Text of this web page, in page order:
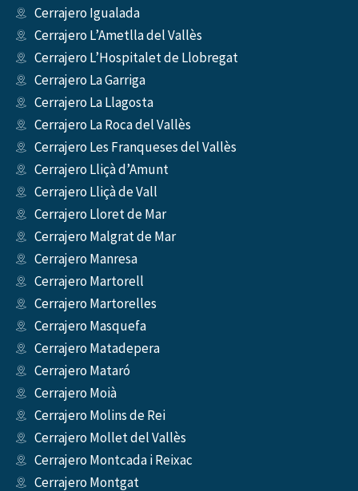
Cerrajero Igualada
Cerrajero L’Ametlla del Vallès
Cerrajero L’Hospitalet de Llobregat
Cerrajero La Garriga
Cerrajero La Llagosta
Cerrajero La Roca del Vallès
Cerrajero Les Franqueses del Vallès
Cerrajero Lliçà d’Amunt
Cerrajero Lliçà de Vall
Cerrajero Lloret de Mar
Cerrajero Malgrat de Mar
Cerrajero Manresa
Cerrajero Martorell
Cerrajero Martorelles
Cerrajero Masquefa
Cerrajero Matadepera
Cerrajero Mataró
Cerrajero Moià
Cerrajero Molins de Rei
Cerrajero Mollet del Vallès
Cerrajero Montcada i Reixac
Cerrajero Montgat